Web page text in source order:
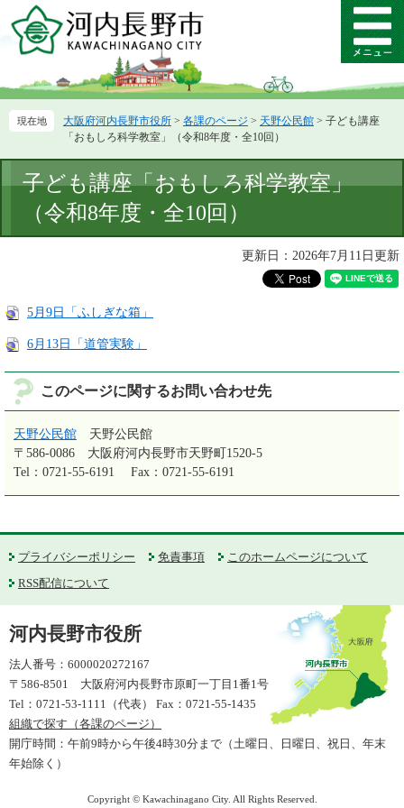
ー
先
ニ
を
て
メ
ニ
ー
大阪府河内長野市役所 > 各課のページ > 天野公民館 > 子ども講座
「おもしろ科学教室」（令和8年度・全10回）
文
子ども講座「おもしろ科学教室」
（令和8年度・全10回）
更新日：2026年7月11日更新
5月9日「ふしぎな箱」
6月13日「道管実験」
このページに関するお問い合わせ先
天野公民館
天野公民館
〒586-0086
大阪府河内長野市天野町1520-5
Tel：0721-55-6191
Fax：0721-55-6191
プライバシーポリシー 免責事項
このホームページについて
RSS配信について
河内長野市役所
法人番号：6000020272167
〒586-8501 大阪府河内長野市原町一丁目1番1号
Tel：0721-53-1111（代表） Fax：0721-55-1435
組織で探す（各課のページ）
開庁時間：午前9時から午後4時30分まで（土曜日、日曜日、祝日、年末
年始除く）
Copyright © Kawachinagano City. All Rights Reserved.